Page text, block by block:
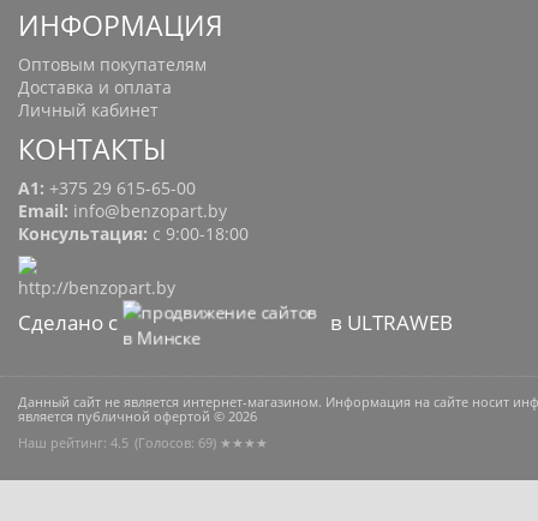
ИНФОРМАЦИЯ
Оптовым покупателям
Доставка и оплата
Личный кабинет
КОНТАКТЫ
A1: +375 29 615-65-00
Email: info@benzopart.by
Консультация: с 9:00-18:00
Сделано с в ULTRAWEB
Данный сайт не является интернет-магазином. Информация на сайте носит
является публичной офертой © 2026
Наш рейтинг: 4.5 (Голосов: 69) ★★★★